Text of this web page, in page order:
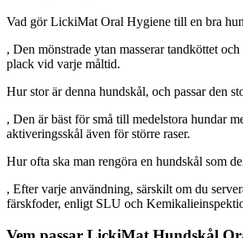
Vad gör LickiMat Oral Hygiene till en bra
, Den mönstrade ytan masserar tandköttet
plack vid varje måltid.
Hur stor är denna hundskål, och passar den
, Den är bäst för små till medelstora hundar
aktiveringsskål även för större raser.
Hur ofta ska man rengöra en hundskål som
, Efter varje användning, särskilt om du
färskfoder, enligt SLU och